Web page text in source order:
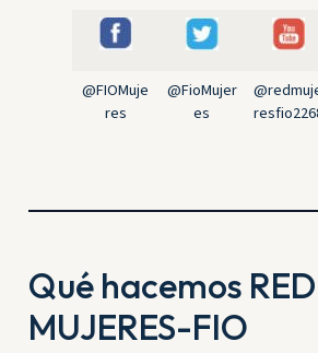
@FIOMuje
res
@FioMujer
es
Qué hacemos
MUJERES-FIO